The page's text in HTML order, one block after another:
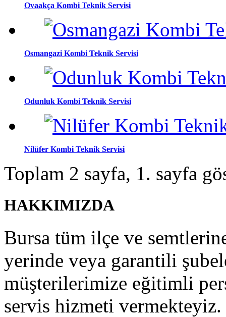
Ovaakça Kombi Teknik Servisi
Osmangazi Kombi Teknik Servisi
Odunluk Kombi Teknik Servisi
Nilüfer Kombi Teknik Servisi
Toplam 2 sayfa, 1. sayfa
HAKKIMIZDA
Bursa tüm ilçe ve
yerinde veya garantili
müşterilerimize eğitimli
servis hizmeti vermekteyiz.